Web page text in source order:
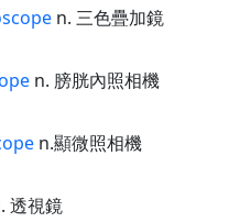
n. 三色疊加鏡
n. 膀胱內照相機
n.顯微照相機
透視鏡